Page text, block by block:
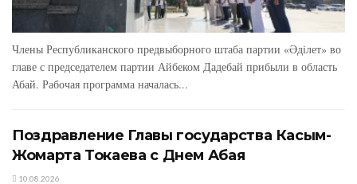
Члены Республиканского предвыборного штаба партии «Әділет» во
главе с председателем партии Айбеком Дадебай прибыли в область
Абай. Рабочая программа началась...
Поздравление Главы государства Касым-
Жомарта Токаева с Днем Абая
10.08.2026